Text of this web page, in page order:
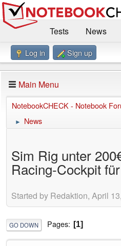
Tests
News
Benchmarks / Technik
Forum
Impressum
Log in Sign up
Main Menu
NotebookCHECK - Notebook
► News
Sim Rig unter
Racing-Cockpit
Started by Redaktion, April
GO DOWN Pages 1